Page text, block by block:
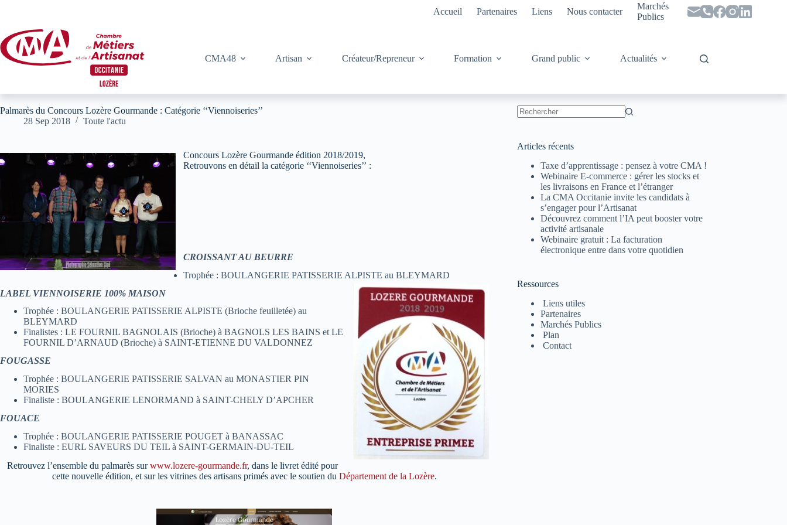
Accueil Partenaires Liens Nous contacter
Marchés
Publics
CMA48 Artisan Créateur/Repreneur Formation Grand public Actualités
Palmarès du Concours Lozère Gourmande : Catégorie ‘‘Viennoiseries’’
28 Sep 2018
Toute l'actu
Concours Lozère Gourmande édition 2018/2019,
Retrouvons en détail la catégorie ‘‘Viennoiseries’’ :
CROISSANT AU BEURRE
Trophée : BOULANGERIE PATISSERIE ALPISTE au BLEYMARD
LABEL VIENNOISERIE 100% MAISON
Trophée : BOULANGERIE PATISSERIE ALPISTE (Brioche feuilletée) au
BLEYMARD
Finalistes : LE FOURNIL BAGNOLAIS (Brioche) à BAGNOLS LES BAINS et LE
FOURNIL D’ARNAUD (Brioche) à SAINT-ETIENNE DU VALDONNEZ
FOUGASSE
Trophée : BOULANGERIE PATISSERIE SALVAN au MONASTIER PIN
MORIES
Finaliste : BOULANGERIE LENORMAND à SAINT-CHELY D’APCHER
FOUACE
Trophée : BOULANGERIE PATISSERIE POUGET à BANASSAC
Finaliste : EURL SAVEURS DU TEIL à SAINT-GERMAIN-DU-TEIL
Retrouvez l’ensemble du palmarès surwww.lozere-gourmande.fr, dans le livret édité pour
cette nouvelle édition, et sur les vitrines des artisans primés avec le soutien du Département de la Lozère.
Articles récents
Taxe d’apprentissage : pensez à votre CMA !
Webinaire E-commerce : gérer les stocks et
les livraisons en France et l’étranger
La CMA Occitanie invite les candidats à
s’engager pour l’Artisanat
Découvrez comment l’IA peut booster votre
activité artisanale
Webinaire gratuit : La facturation
électronique entre dans votre quotidien
Ressources
Liens utiles
Partenaires
Marchés Publics
Plan
Contact